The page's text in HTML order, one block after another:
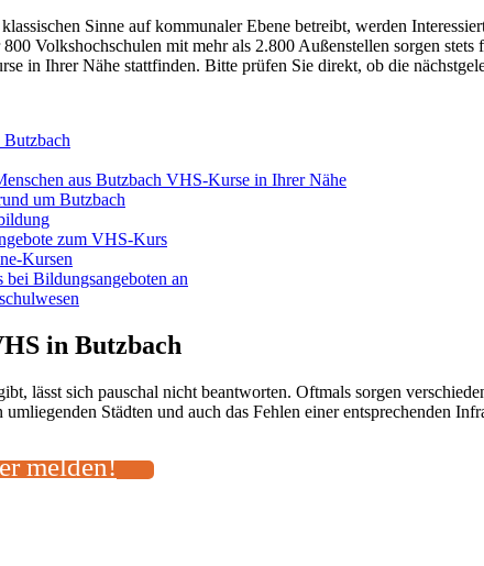
Sinne auf kommunaler Ebene betreibt, werden
Volkshochschulen mit mehr als 2.800 Außenstellen sorgen
in Ihrer Nähe stattfinden. Bitte prüfen Sie direkt, ob die
aus Butzbach VHS-Kurse in Ihrer Nähe
um Butzbach
zum VHS-Kurs
Kursen
Bildungsangeboten an
in Butzbach
lässt sich pauschal nicht beantworten. Oftmals sorgen
Städten und auch das Fehlen einer entsprechenden
melden!